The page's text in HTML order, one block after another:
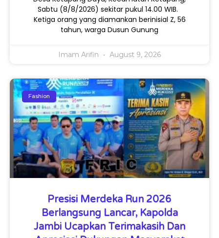
Sabtu (8/8/2026) sekitar pukul 14.00 WIB.
Ketiga orang yang diamankan berinisial Z, 56
tahun, warga Dusun Gunung
Imam Arifin August 9, 2026
Fashion
Presisi Merdeka Run 2026
Berlangsung Lancar, Kapolda
Jambi Ucapkan Terimakasih Dan